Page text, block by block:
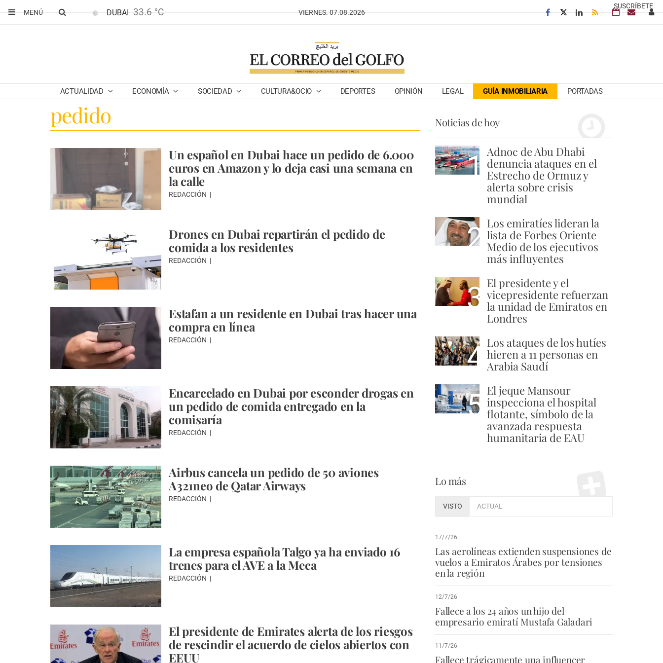
SUSCRÍBETE
MENÚ
DUBAI 33.6 °C VIERNES. 07.08.2026
ACTUALIDAD ECONOMÍA SOCIEDAD CULTURA&OCIO DEPORTES OPINIÓN LEGAL GUÍA INMOBILIARIA PORTADAS
pedido
Un español en Dubai hace un pedido de 6.000
euros en Amazon y lo deja casi una semana en
la calle
REDACCIÓN
Drones en Dubai repartirán el pedido de
comida a los residentes
REDACCIÓN
Estafan a un residente en Dubai tras hacer una
compra en línea
REDACCIÓN
Encarcelado en Dubai por esconder drogas en
un pedido de comida entregado en la
comisaría
REDACCIÓN
Airbus cancela un pedido de 50 aviones
A321neo de Qatar Airways
REDACCIÓN
La empresa española Talgo ya ha enviado 16
trenes para el AVE a la Meca
REDACCIÓN
El presidente de Emirates alerta de los riesgos
de rescindir el acuerdo de cielos abiertos con
EEUU
Noticias de hoy
1 Adnoc de Abu Dhabi
denuncia ataques en el
Estrecho de Ormuz y
alerta sobre crisis
mundial
2 Los emiratíes lideran la
lista de Forbes Oriente
Medio de los ejecutivos
más influyentes
3 El presidente y el
vicepresidente refuerzan
la unidad de Emiratos en
Londres
4 Los ataques de los hutíes
hieren a 11 personas en
Arabia Saudí
5 El jeque Mansour
inspecciona el hospital
flotante, símbolo de la
avanzada respuesta
humanitaria de EAU
Lo más
VISTO ACTUAL
17/7/26
Las aerolíneas extienden suspensiones de
vuelos a Emiratos Árabes por tensiones
en la región
12/7/26
Fallece a los 24 años un hijo del
empresario emiratí Mustafa Galadari
11/7/26
Fallece trágicamente una influencer